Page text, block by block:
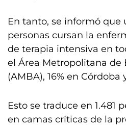
En tanto, se informó que
personas cursan la
de terapia intensiva en
el Área Metropolitana de
(AMBA), 16% en Córdoba
Esto se traduce en 1.481
en camas críticas de la